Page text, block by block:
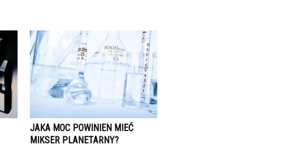
JAKA MOC POWINIEN MIEĆ
MIKSER PLANETARNY?